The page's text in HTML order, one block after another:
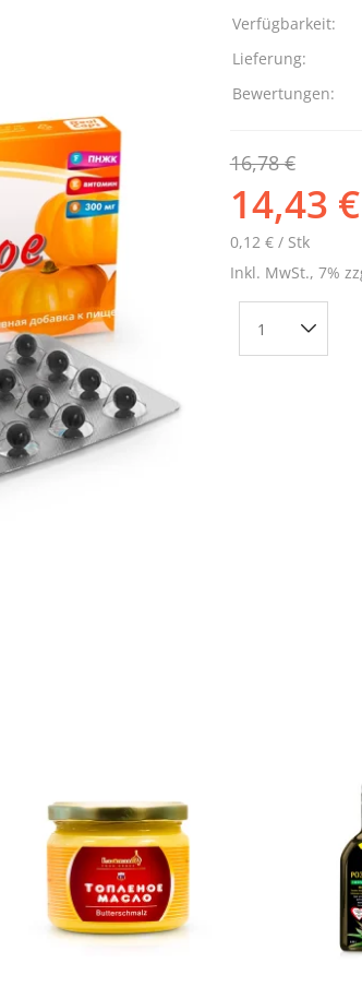
Verfügbarkeit:
Lieferung:
Bewertungen:
16,78 €
14,43 €
0,12 € / Stk
Inkl. MwSt., 7%